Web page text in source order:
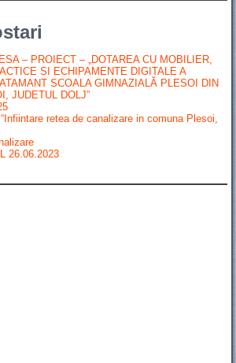
– PROIECT – „DOTAREA CU MOBILIER,
SI ECHIPAMENTE DIGITALE A
SCOALA GIMNAZIALĂ PLESOI DIN
JUDETUL DOLJ”
retea de canalizare in comuna Plesoi,
26.06.2023